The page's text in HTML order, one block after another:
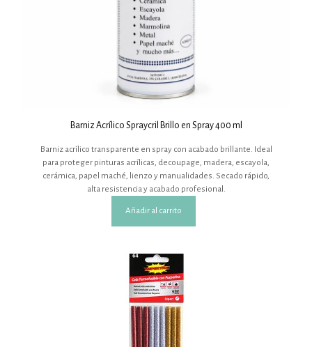
Barniz Acrílico Spraycril Brillo en Spray 400 ml
Barniz acrílico transparente en spray con acabado brillante. Ideal
para proteger pinturas acrílicas, decoupage, madera, escayola,
cerámica, papel maché, lienzo y manualidades. Secado rápido,
alta resistencia y acabado profesional.
Añadir al carrito